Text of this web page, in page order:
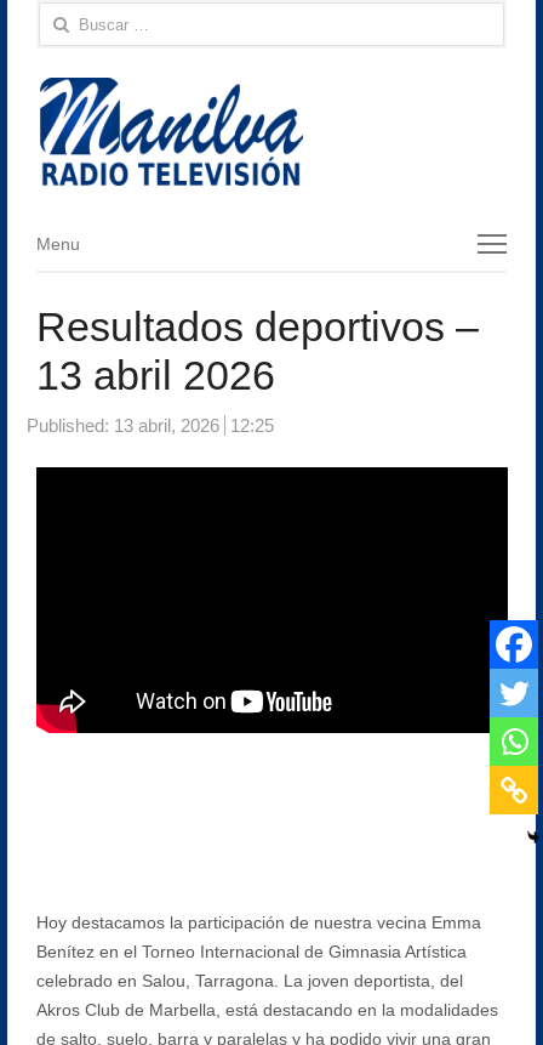
Buscar:
Menu
Menu
Resultados deportivos –
13 abril 2026
Published: 13 abril, 2026 12:25
Hoy destacamos la participación de nuestra vecina Emma
Benítez en el Torneo Internacional de Gimnasia Artística
celebrado en Salou, Tarragona. La joven deportista, del
Akros Club de Marbella, está destacando en la modalidades
de salto, suelo, barra y paralelas y ha podido vivir una gran